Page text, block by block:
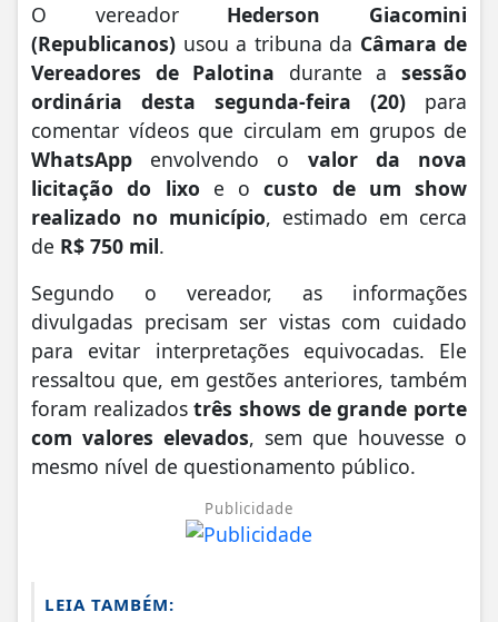
O vereador Hederson Giacomini
(Republicanos) usou a tribuna da Câmara de
Vereadores de Palotina durante asessão
ordinária desta segunda-feira (20) para
comentar vídeos que circulam em grupos de
WhatsApp envolvendo o valor da nova
licitação do lixo e ocusto de um show
realizado no município, estimado em cerca
de R$ 750 mil.
Segundo o vereador, as informações
divulgadas precisam ser vistas com cuidado
para evitar interpretações equivocadas. Ele
ressaltou que, em gestões anteriores, também
foram realizadostrês shows de grande porte
com valores elevados, sem que houvesse o
mesmo nível de questionamento público.
Publicidade
LEIA TAMBÉM: